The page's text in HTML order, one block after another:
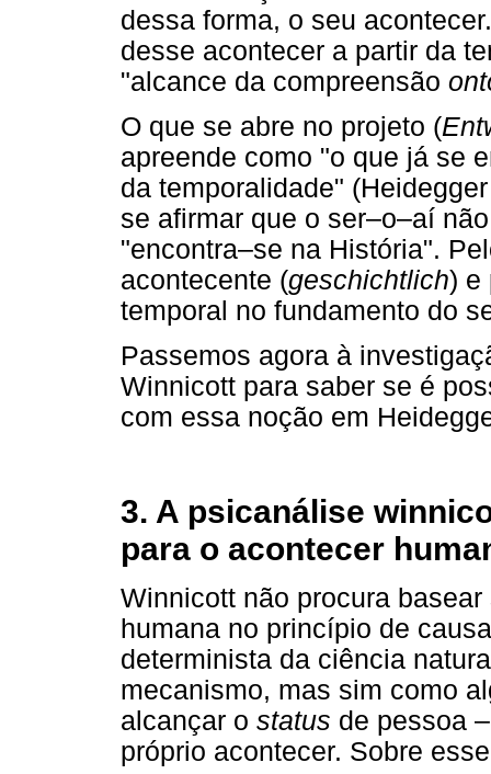
dessa forma, o seu
desse acontecer a partir da
"alcance da compreensão
O que se abre no projeto (
apreende como "o que já se
da temporalidade"
se afirmar que o ser–o–aí
"encontra–se na História".
acontecente (geschichtlich) e
temporal no fundamento do
Passemos agora à
Winnicott para saber se é
com essa noção em
3. A psicanálise
para o acontecer
Winnicott não procura
humana no princípio de
determinista da ciência
mecanismo, mas sim como
alcançar o status de pessoa
próprio acontecer. Sobre